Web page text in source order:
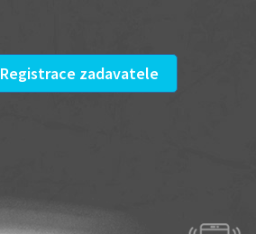
Registrace zadavatele